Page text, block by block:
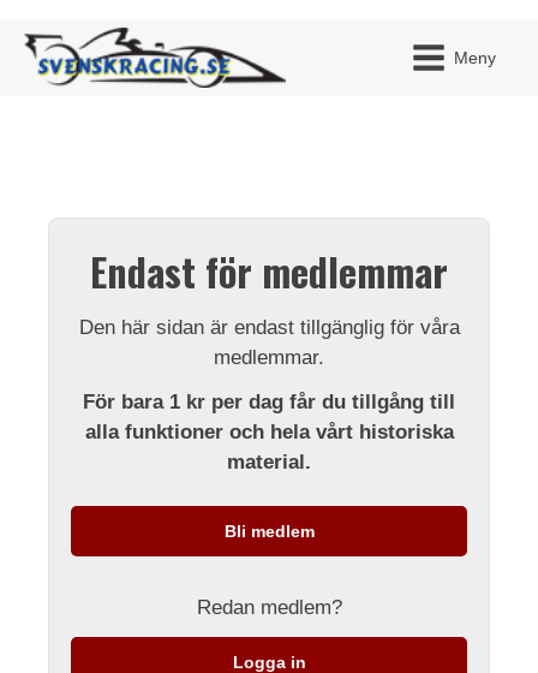
Meny
Endast för medlemmar
Den här sidan är endast tillgänglig för våra
medlemmar.
För bara 1 kr per dag får du tillgång till
alla funktioner och hela vårt historiska
material.
Bli medlem
Redan medlem?
Logga in